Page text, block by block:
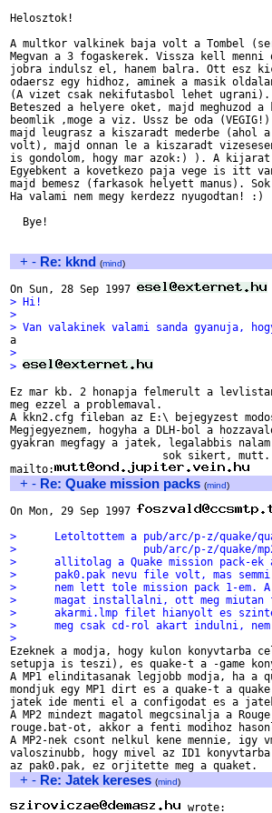
Helosztok!
A multkor valkinek baja volt a Tombel
Megvan a 3 fogaskerek. Vissza kell menni
jobra indulsz el, hanem balra. Ott esz
odaersz egy hidhoz, aminek a masik
(A vizet csak nekifutasbol lehet ugrani).
Beteszed a helyere oket, majd
beomlik ,moge a viz. Ussz be oda
majd leugrasz a kiszaradt mederbe (ahol
volt), majd onnan le a kiszaradt
is gondolom, hogy mar azok:) ). A
Egyebkent a kovetkezo paja vege is itt
majd bemesz (farkasok helyett manus).
Ha valami nem megy kerdezz nyugodtan! :)
  Bye!
+ - Re: kknd (mind)
On Sun, 28 Sep 1997
> Hi!
>
> Van valakinek valami sanda gyanuja,
>
>
Ez mar kb. 2 honapja felmerult a
meg ezzel a problemaval.
A kkn2.cfg fileban az E:\ bejegyzest
Megjegyeznem, hogyha a DLH-bol a
gyakran megfagy a jatek, legalabbis
mailto:
+ - Re: Quake mission packs (mind)
On Mon, 29 Sep 1997
>      Letoltottem a pub/arc/p-z/quake/
>                    pub/arc/p-z/quake/mp2
>      allitolag a Quake mission pack-ek
>      pak0.pak nevu file volt, mas
>      nem lett tole mission pack 1-em. A
>      magat installalni, ott meg miutan
>      akarmi.lmp filet hianyolt es
>      meg csak cd-rol akart indulni,
>
Ezeknek a modja, hogy kulon konyvtarba
setupja is teszi), es quake-t a -game
A MP1 elinditasanak legjobb modja, ha a
mondjuk egy MP1 dirt es a quake-t a
jatek ide menti el a configodat es a
A MP2 mindezt magatol megcsinalja a
rouge.bat-ot, akkor a fenti modihoz
A MP2-nek csont nelkul kene mennie, igy
valoszinubb, hogy mivel az ID1
+ - Re: Jatek kereses (mind)